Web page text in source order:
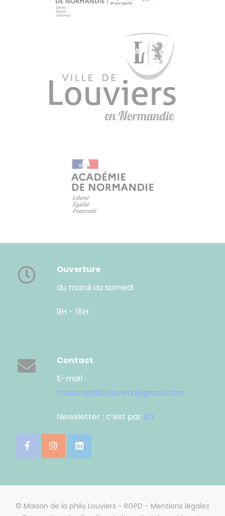
Ouverture
du mardi au samedi
9H - 16H
Contact
E-mail :
maisonphilolouviers@gmail.com
Newsletter : c’est par ICI
© Maison de la philo Louviers - RGPD - Mentions légales